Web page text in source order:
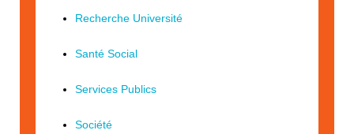
Recherche Université
Santé Social
Services Publics
Société